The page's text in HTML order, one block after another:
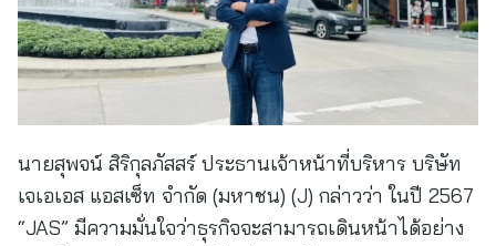
นายสุพจน์ สิริกุลภัสสร์ ประธานเจ้าหน้าที่บริหาร บริษัท
เจเอเอส แอสเซ็ท จำกัด (มหาชน) (J) กล่าวว่า ในปี 2567
“JAS” มีความมั่นใจว่าธุรกิจจะสามารถเดินหน้าได้อย่าง